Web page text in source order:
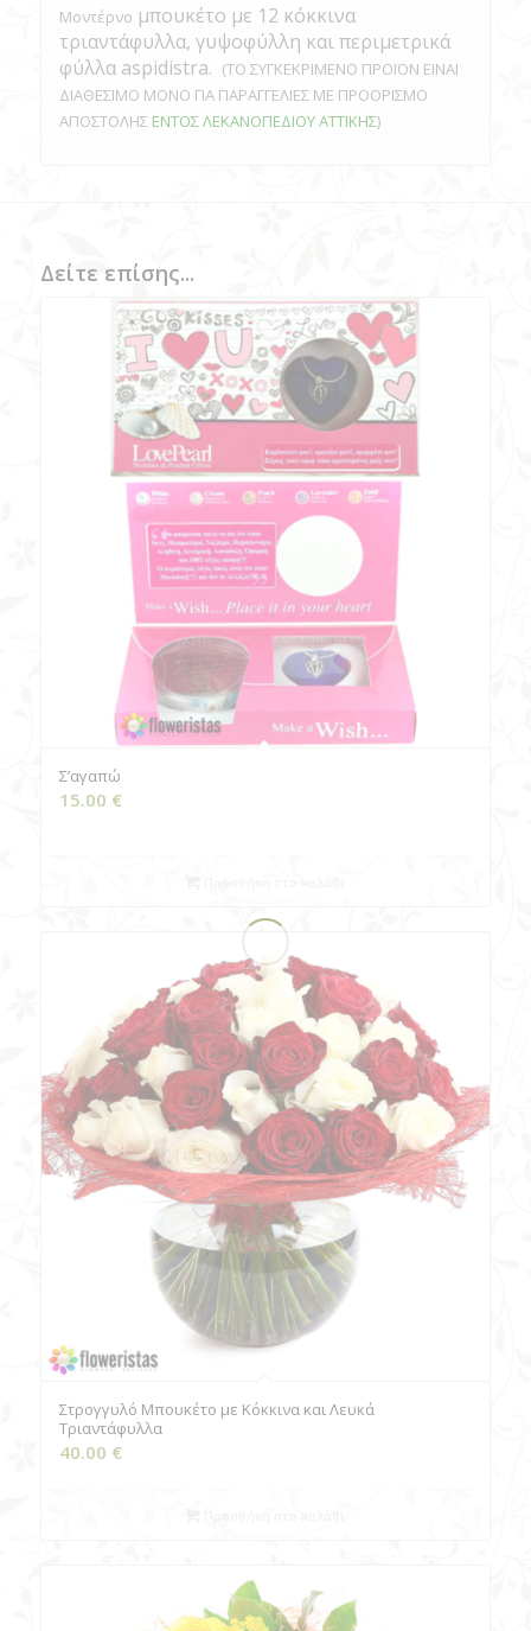
Μοντέρνο μπουκέτο με 12 κόκκινα
τριαντάφυλλα, γυψοφύλλη και περιμετρικά
φύλλα aspidistra. (ΤΟ ΣΥΓΚΕΚΡΙΜΕΝΟ ΠΡΟΪΟΝ ΕΙΝΑΙ
ΔΙΑΘΕΣΙΜΟ ΜΟΝΟ ΓΙΑ ΠΑΡΑΓΓΕΛΙΕΣ ΜΕ ΠΡΟΟΡΙΣΜΟ
ΑΠΟΣΤΟΛΗΣΕΝΤΟΣ ΛΕΚΑΝΟΠΕΔΙΟΥ ΑΤΤΙΚΗΣ)
Δείτε επίσης...
Σ’αγαπώ
15.00 €
Στρογγυλό Μπουκέτο με Κόκκινα και Λευκά
Τριαντάφυλλα
40.00 €